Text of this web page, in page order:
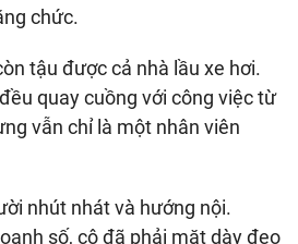
chức.
tậu được cả nhà lầu xe hơi.
quay cuồng với công việc từ
vẫn chỉ là một nhân viên
nhút nhát và hướng nội.
số, cô đã phải mặt dày đeo